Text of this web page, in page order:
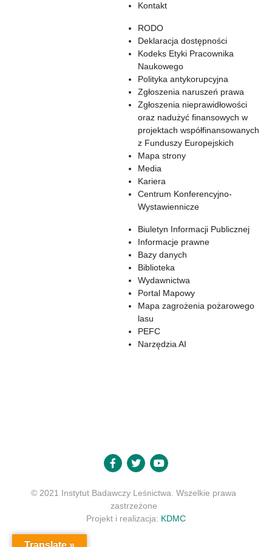
Kontakt
RODO
Deklaracja dostępności
Kodeks Etyki Pracownika
Naukowego
Polityka antykorupcyjna
Zgłoszenia naruszeń prawa
Zgłoszenia nieprawidłowości
oraz nadużyć finansowych w
projektach współfinansowanych
z Funduszy Europejskich
Mapa strony
Media
Kariera
Centrum Konferencyjno-
Wystawiennicze
Biuletyn Informacji Publicznej
Informacje prawne
Bazy danych
Biblioteka
Wydawnictwa
Portal Mapowy
Mapa zagrożenia pożarowego
lasu
PEFC
Narzędzia AI
© 2021 Instytut Badawczy Leśnictwa. Wszelkie prawa
zastrzeżone
Projekt i realizacja: KDMC
Translate »